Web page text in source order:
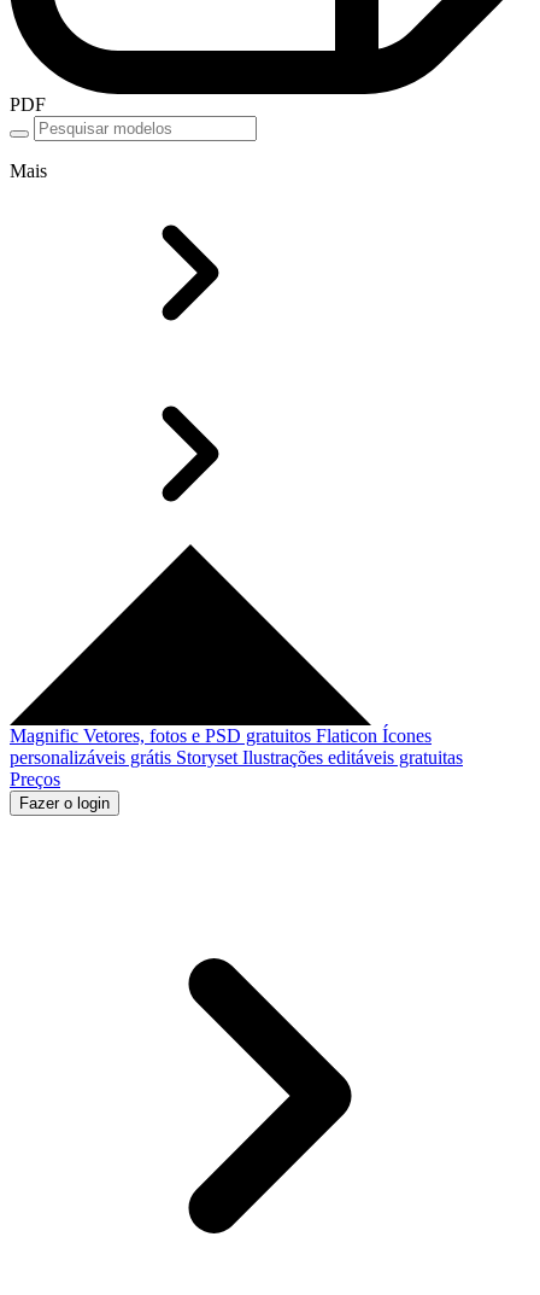
PDF
Mais
Magnific Vetores, fotos e PSD gratuitos Flaticon Ícones
personalizáveis grátis Storyset Ilustrações editáveis gratuitas
Preços
Fazer o login